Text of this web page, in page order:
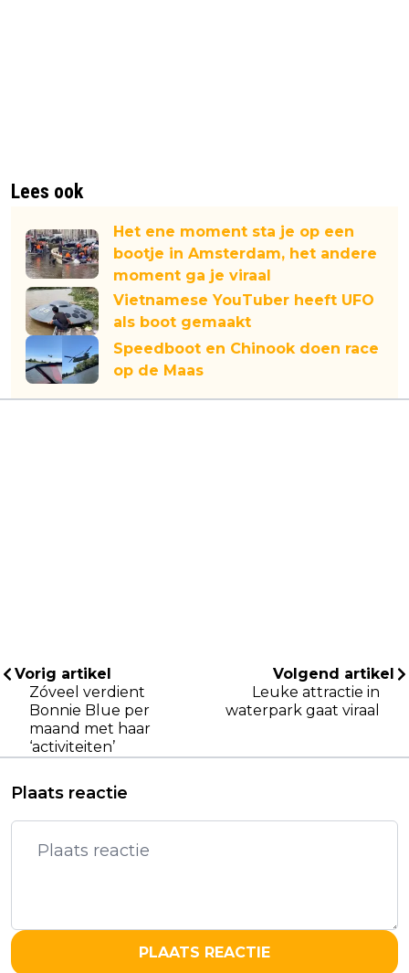
Lees ook
Het ene moment sta je op een
bootje in Amsterdam, het andere
moment ga je viraal
Vietnamese YouTuber heeft UFO
als boot gemaakt
Speedboot en Chinook doen race
op de Maas
Vorig artikel
Zóveel verdient
Bonnie Blue per
maand met haar
‘activiteiten’
Volgend artikel
Leuke attractie in
waterpark gaat viraal
Plaats reactie
PLAATS REACTIE